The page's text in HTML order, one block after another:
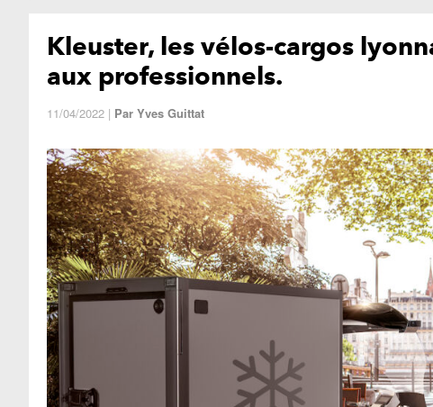
Kleuster, les vélos-cargos
aux professionnels.
11/04/2022 | Par Yves Guittat